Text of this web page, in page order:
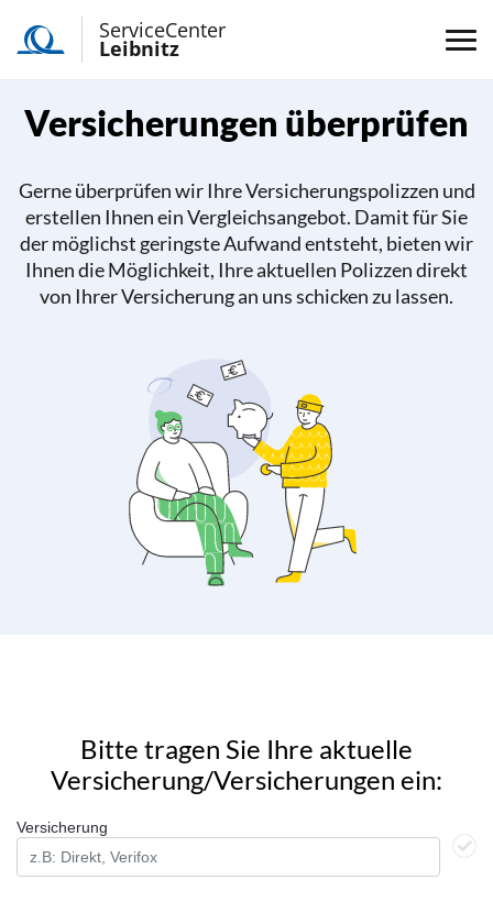
ServiceCenter
Leibnitz
Versicherungen überprüfen
Gerne überprüfen wir Ihre Versicherungspolizzen und
erstellen Ihnen ein Vergleichsangebot. Damit für Sie
der möglichst geringste Aufwand entsteht, bieten wir
Ihnen die Möglichkeit, Ihre aktuellen Polizzen direkt
von Ihrer Versicherung an uns schicken zu lassen.
Bitte tragen Sie Ihre aktuelle
Versicherung/Versicherungen ein:
Versicherung